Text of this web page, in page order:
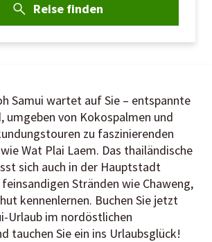
Reise finden
Samui wartet auf Sie – entspannte
umgeben von Kokospalmen und
zu faszinierenden
Wat Plai Laem. Das thailändische
sich auch in der Hauptstadt
Stränden wie Chaweng,
kennenlernen. Buchen Sie jetzt
Urlaub im nordöstlichen
tauchen Sie ein ins Urlaubsglück!